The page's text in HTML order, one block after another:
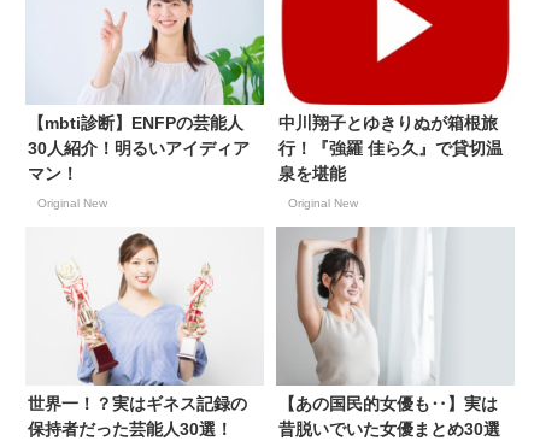
【mbti診断】ENFPの芸能人
30人紹介！明るいアイディア
マン！
Original New
中川翔子とゆきりぬが箱根旅
行！『強羅 佳ら久』で貸切温
泉を堪能
Original New
世界一！？実はギネス記録の
保持者だった芸能人30選！
【あの国民的女優も‥】実は
昔脱いでいた女優まとめ30選